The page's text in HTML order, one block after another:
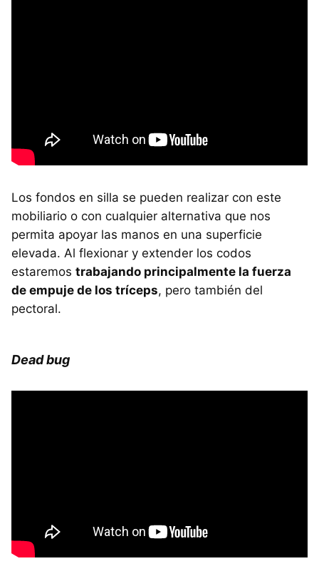
Los fondos en silla se pueden realizar con este
mobiliario o con cualquier alternativa que nos
permita apoyar las manos en una superficie
elevada. Al flexionar y extender los codos
estaremos trabajando principalmente la fuerza
de empuje de los tríceps, pero también del
pectoral.
Dead bug